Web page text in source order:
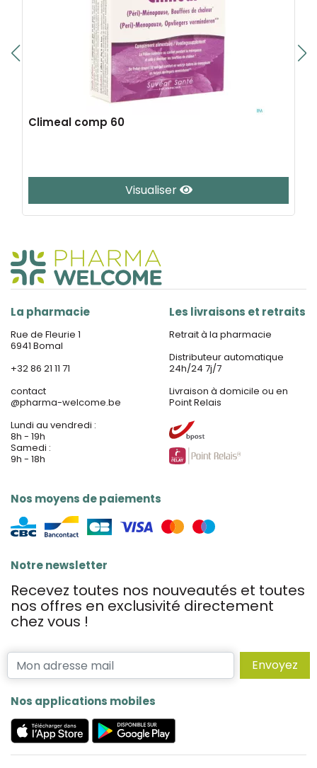
Climeal comp 60
Visualiser
La pharmacie
Rue de Fleurie 1
6941 Bomal
+32 86 21 11 71
contact
@pharma-welcome.be
Lundi au vendredi :
8h - 19h
Samedi :
9h - 18h
Nos moyens de paiements
Les livraisons et retraits
Retrait à la pharmacie
Distributeur automatique
24h/24 7j/7
Livraison à domicile ou en
Point Relais
Notre newsletter
Recevez toutes nos nouveautés et toutes
nos offres en exclusivité directement
chez vous !
Envoyez
Nos applications mobiles